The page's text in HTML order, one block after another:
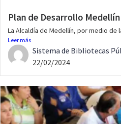
Plan de Desarrollo Medellín
La Alcaldía de Medellín, por medio de
Leer más
Sistema de Bibliotecas
22/02/2024